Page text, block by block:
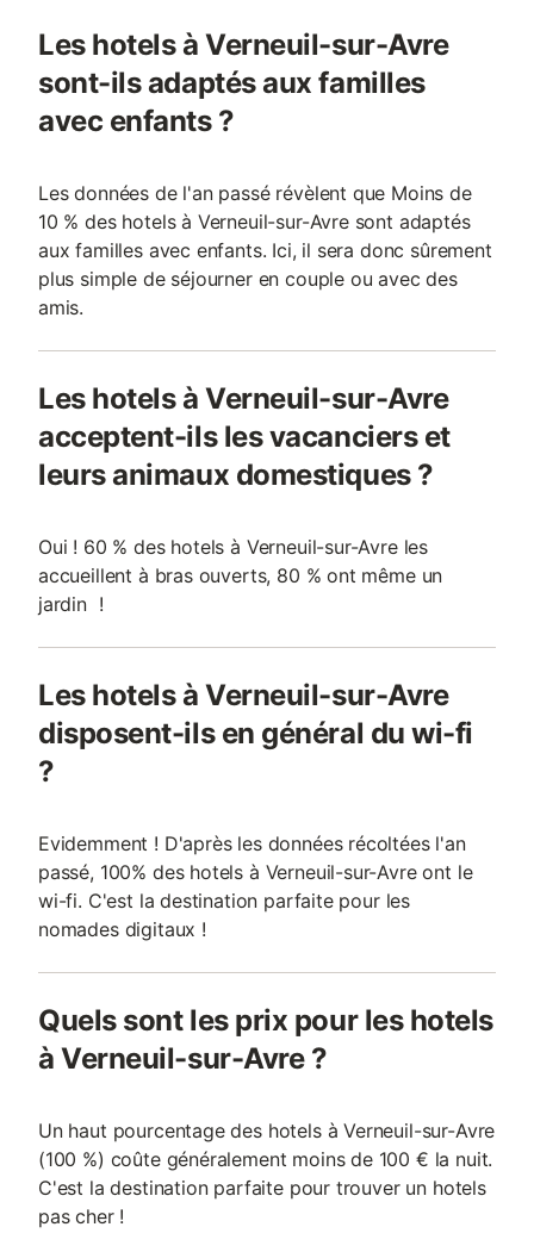
Les hotels à Verneuil-sur-Avre
sont-ils adaptés aux familles
avec enfants ?
Les données de l'an passé révèlent que Moins de
10 % des hotels à Verneuil-sur-Avre sont adaptés
aux familles avec enfants. Ici, il sera donc sûrement
plus simple de séjourner en couple ou avec des
amis.
Les hotels à Verneuil-sur-Avre
acceptent-ils les vacanciers et
leurs animaux domestiques ?
Oui ! 60 % des hotels à Verneuil-sur-Avre les
accueillent à bras ouverts, 80 % ont même un
jardin !
Les hotels à Verneuil-sur-Avre
disposent-ils en général du wi-fi
?
Evidemment ! D'après les données récoltées l'an
passé, 100% des hotels à Verneuil-sur-Avre ont le
wi-fi. C'est la destination parfaite pour les
nomades digitaux !
Quels sont les prix pour les hotels
à Verneuil-sur-Avre ?
Un haut pourcentage des hotels à Verneuil-sur-Avre
(100 %) coûte généralement moins de 100 € la nuit.
C'est la destination parfaite pour trouver un hotels
pas cher !